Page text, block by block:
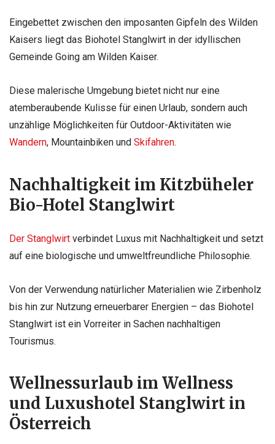
Eingebettet zwischen den imposanten Gipfeln des Wilden
Kaisers liegt das Biohotel Stanglwirt in der idyllischen
Gemeinde Going am Wilden Kaiser.
Diese malerische Umgebung bietet nicht nur eine
atemberaubende Kulisse für einen Urlaub, sondern auch
unzählige Möglichkeiten für Outdoor-Aktivitäten wie
Wandern, Mountainbiken und Skifahren.
Nachhaltigkeit im Kitzbüheler
Bio-Hotel Stanglwirt
Der Stanglwirt verbindet Luxus mit Nachhaltigkeit und setzt
auf eine biologische und umweltfreundliche Philosophie.
Von der Verwendung natürlicher Materialien wie Zirbenholz
bis hin zur Nutzung erneuerbarer Energien – das Biohotel
Stanglwirt ist ein Vorreiter in Sachen nachhaltigen
Tourismus.
Wellnessurlaub im Wellness
und Luxushotel Stanglwirt in
Österreich